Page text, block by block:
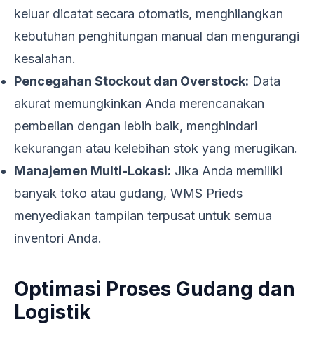
keluar dicatat secara otomatis, menghilangkan
kebutuhan penghitungan manual dan mengurangi
kesalahan.
Pencegahan Stockout dan Overstock: Data
akurat memungkinkan Anda merencanakan
pembelian dengan lebih baik, menghindari
kekurangan atau kelebihan stok yang merugikan.
Manajemen Multi-Lokasi: Jika Anda memiliki
banyak toko atau gudang, WMS Prieds
menyediakan tampilan terpusat untuk semua
inventori Anda.
Optimasi Proses Gudang dan
Logistik